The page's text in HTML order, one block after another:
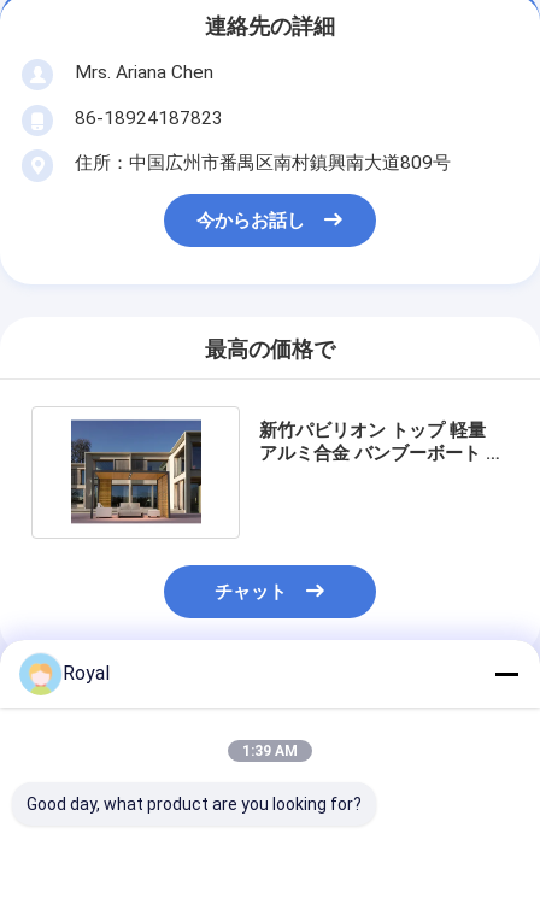
連絡先の詳細
Mrs. Ariana Chen
86-18924187823
住所：中国広州市番禺区南村鎮興南大道809号
今からお話し
最高の価格で
新竹パビリオン トップ 軽量
アルミ合金 バンブーボート 日
チャット
推薦されたプロダクト
Royal
1:39 AM
Good day, what product are you looking for?